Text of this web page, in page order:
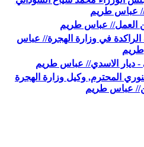
عباس طريم
العمل// عباس طريم
الراكدة في وزارة الهجرة// عباس
طريم
- ديار الاسدي// عباس طريم
المحترم, وكيل وزارة الهجرة
عباس طريم